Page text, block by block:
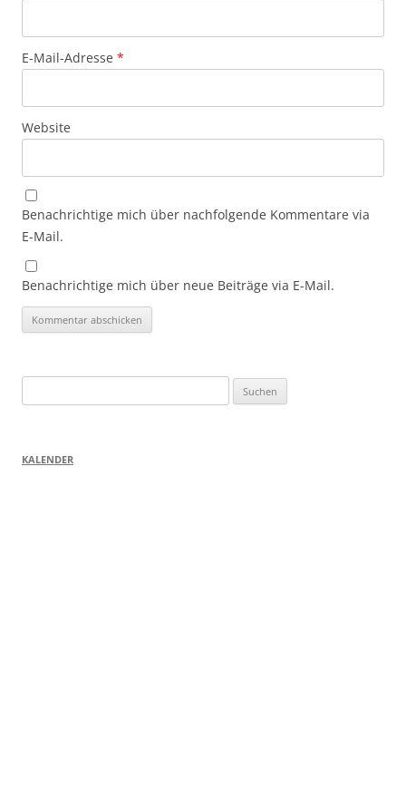
E-Mail-Adresse *
Website
Benachrichtige mich über nachfolgende Kommentare via
E-Mail.
Benachrichtige mich über neue Beiträge via E-Mail.
nach:
KALENDER